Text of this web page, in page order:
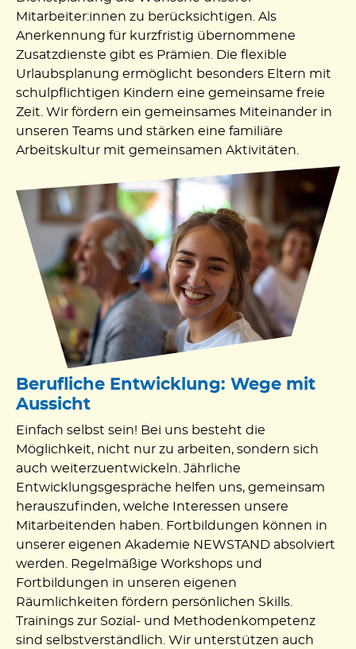
Mitarbeiter:innen zu berücksichtigen. Als
Anerkennung für kurzfristig übernommene
Zusatzdienste gibt es Prämien. Die flexible
Urlaubsplanung ermöglicht besonders Eltern mit
schulpflichtigen Kindern eine gemeinsame freie
Zeit. Wir fördern ein gemeinsames Miteinander in
unseren Teams und stärken eine familiäre
Arbeitskultur mit gemeinsamen Aktivitäten.
Berufliche Entwicklung: Wege mit
Aussicht
Einfach selbst sein! Bei uns besteht die
Möglichkeit, nicht nur zu arbeiten, sondern sich
auch weiterzuentwickeln. Jährliche
Entwicklungsgespräche helfen uns, gemeinsam
herauszufinden, welche Interessen unsere
Mitarbeitenden haben. Fortbildungen können in
unserer eigenen Akademie NEWSTAND absolviert
werden. Regelmäßige Workshops und
Fortbildungen in unseren eigenen
Räumlichkeiten fördern persönlichen Skills.
Trainings zur Sozial- und Methodenkompetenz
sind selbstverständlich. Wir unterstützen auch